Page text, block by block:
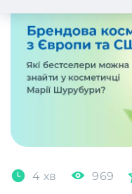
4 хв 969